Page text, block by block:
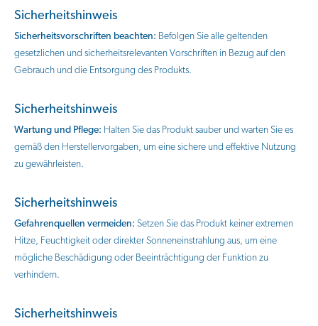
Sicherheitshinweis
Sicherheitsvorschriften beachten: Befolgen Sie alle geltenden
gesetzlichen und sicherheitsrelevanten Vorschriften in Bezug auf den
Gebrauch und die Entsorgung des Produkts.
Sicherheitshinweis
Wartung und Pflege: Halten Sie das Produkt sauber und warten Sie es
gemäß den Herstellervorgaben, um eine sichere und effektive Nutzung
zu gewährleisten.
Sicherheitshinweis
Gefahrenquellen vermeiden: Setzen Sie das Produkt keiner extremen
Hitze, Feuchtigkeit oder direkter Sonneneinstrahlung aus, um eine
mögliche Beschädigung oder Beeinträchtigung der Funktion zu
verhindern.
Sicherheitshinweis